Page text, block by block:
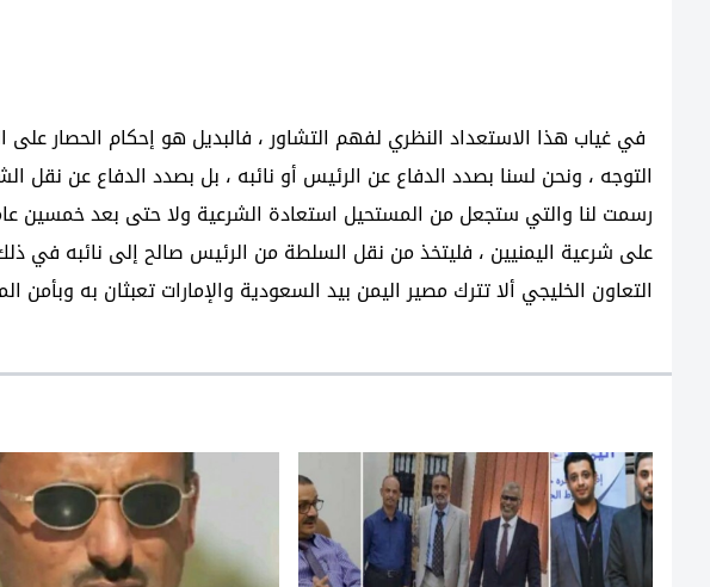
في غياب هذا الاستعداد النظري لفهم التشاور ، فالبديل هو إحكام الحصار
التوجه ، ونحن لسنا بصدد الدفاع عن الرئيس أو نائبه ، بل بصدد الدفاع عن
رسمت لنا والتي ستجعل من المستحيل استعادة الشرعية ولا حتى بعد خمسين
على شرعية اليمنيين ، فليتخذ من نقل السلطة من الرئيس صالح إلى نائبه
التعاون الخليجي ألا تترك مصير اليمن بيد السعودية والإمارات تعبثان به وبأمن